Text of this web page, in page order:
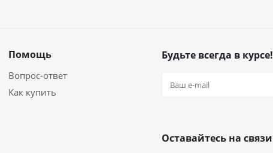
Помощь
Вопрос-ответ
Как купить
Будьте всегда в курсе!
Оставайтесь на связи